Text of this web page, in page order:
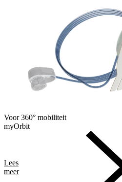
Voor 360° mobiliteit
myOrbit
Lees
meer